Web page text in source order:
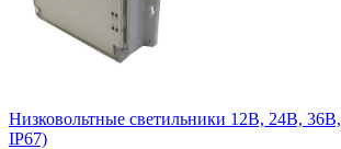
Низковольтные светильники 12В, 24В,
IP67)